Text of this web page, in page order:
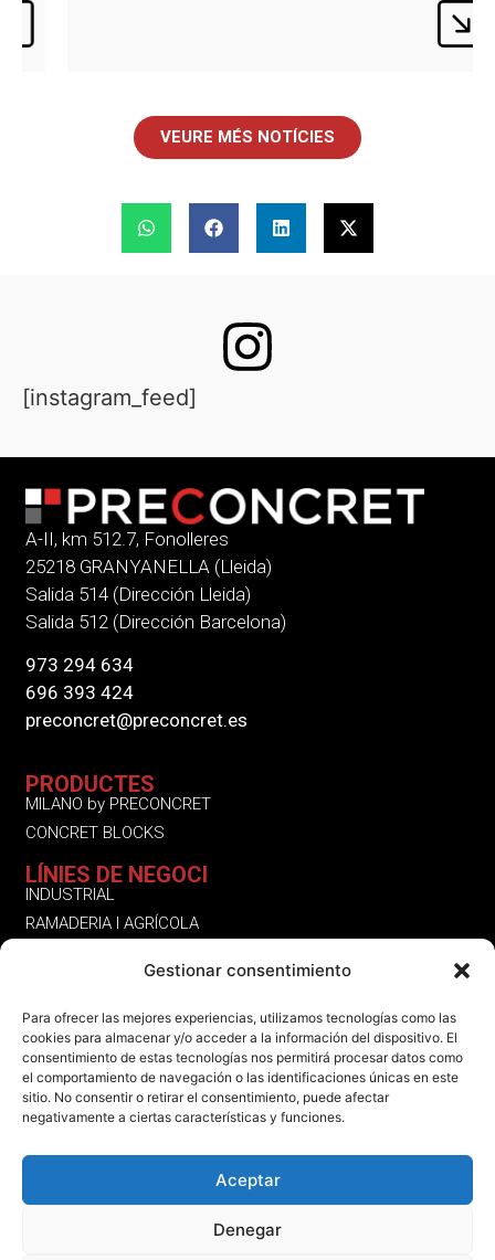
Gestionar consentimiento
Para ofrecer las mejores experiencias, utilizamos tecnologías como las
cookies para almacenar y/o acceder a la información del dispositivo. El
consentimiento de estas tecnologías nos permitirá procesar datos como
el comportamiento de navegación o las identificaciones únicas en este
sitio. No consentir o retirar el consentimiento, puede afectar
negativamente a ciertas características y funciones.
Aceptar
Denegar
VEURE MÉS NOTÍCIES
[instagram_feed]
A-II, km 512.7, Fonolleres
25218 GRANYANELLA (Lleida)
Salida 514 (Dirección Lleida)
Salida 512 (Dirección Barcelona)
973 294 634
696 393 424
preconcret@preconcret.es
PRODUCTES
MILANO by PRECONCRET
CONCRET BLOCKS
LÍNIES DE NEGOCI
INDUSTRIAL
RAMADERIA I AGRÍCOLA
ALTRES SERVEIS | PRODUCTES
SEGUEIX-NOS
INSTAGRAM
LINKEDIN
FACEBOOK